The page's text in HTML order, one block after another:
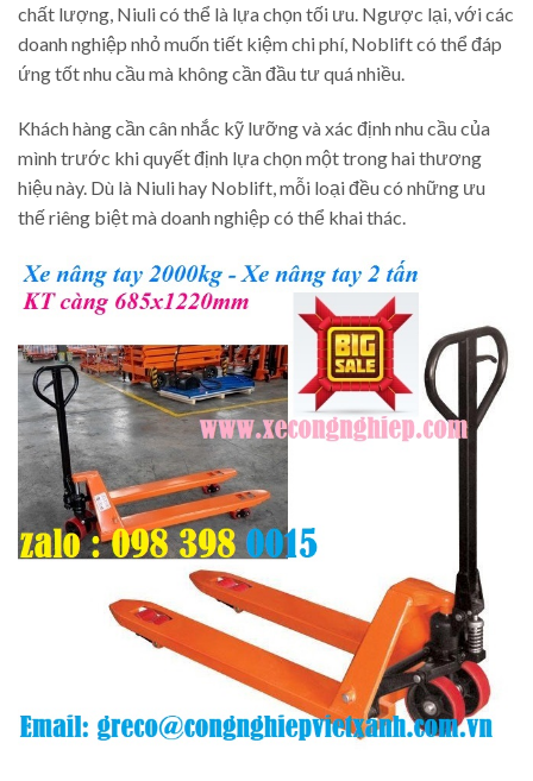
chất lượng, Niuli có thể là lựa chọn tối ưu. Ngược lại, với các
doanh nghiệp nhỏ muốn tiết kiệm chi phí, Noblift có thể đáp
ứng tốt nhu cầu mà không cần đầu tư quá nhiều.
Khách hàng cần cân nhắc kỹ lưỡng và xác định nhu cầu của
mình trước khi quyết định lựa chọn một trong hai thương
hiệu này. Dù là Niuli hay Noblift, mỗi loại đều có những ưu
thế riêng biệt mà doanh nghiệp có thể khai thác.